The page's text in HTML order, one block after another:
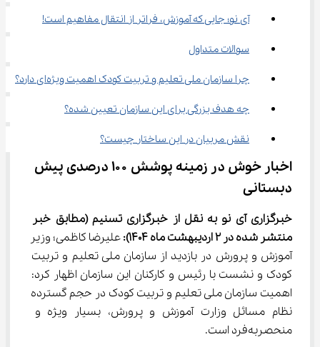
آی نو؛ جایی که آموزش، فراتر از انتقال مفاهیم است!
سوالات متداول
چرا سازمان ملی تعلیم و تربیت کودک اهمیت ویژه‌ای دارد؟
چه هدف بزرگی برای این سازمان تعیین شده؟
نقش مربیان در این ساختار چیست؟
اخبار خوش در زمینه پوشش ۱۰۰ درصدی پیش
دبستانی
خبرگزاری آی نو به نقل از خبرگزاری تسنیم (مطابق خبر
منتشر شده در 2 اردیبهشت ماه 1404):
علیرضا کاظمی؛ وزیر
آموزش و پرورش در بازدید از سازمان ملی تعلیم و تربیت
کودک و نشست با رئیس و کارکنان این سازمان اظهار کرد:
اهمیت سازمان ملی تعلیم و تربیت کودک در حجم گسترده
نظام مسائل وزارت آموزش و پرورش، بسیار ویژه و
منحصربه‌فرد است.